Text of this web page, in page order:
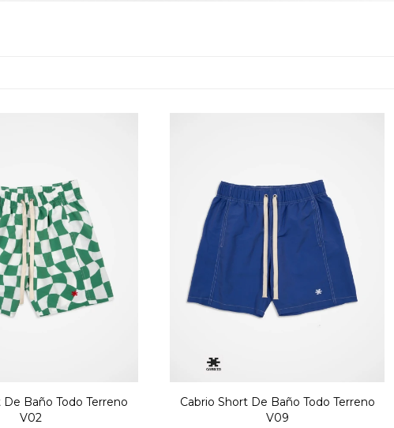
De Baño Todo Terreno
V02
Cabrio Short De Baño Todo Terreno
V09